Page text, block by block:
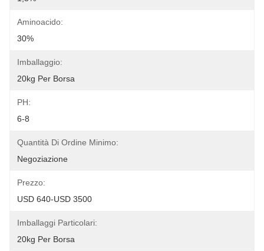
Aminoacido:
30%
Imballaggio:
20kg Per Borsa
PH:
6-8
Quantità Di Ordine Minimo:
Negoziazione
Prezzo:
USD 640-USD 3500
Imballaggi Particolari:
20kg Per Borsa